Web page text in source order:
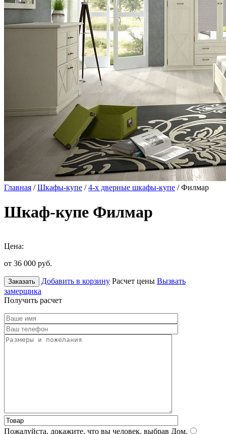
Главная /Шкафы-купе /4-х дверные шкафы-купе / Филмар
Шкаф-купе Филмар
Цена:
от 36 000 руб.
Заказать Добавить в корзину Расчет цены Вызвать
замерщика
Получить расчет
Пожалуйста, докажите, что вы человек, выбрав Дом.